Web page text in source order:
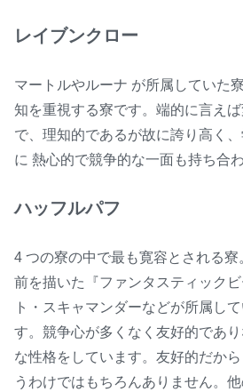
レイブンクロー
マートルやルーナ が所属していた
知を重視する寮です。端的に言え
で、理知的であるが故に誇り高く
に 熱心的で競争的な一面も持ち合
ハッフルパフ
4 つの寮の中で最も寛容とされる寮
前を描いた『ファンタスティック
ト・スキャマンダーなどが所属し
す。競争心が多くなく友好的であ
な性格をしています。友好的だか
うわけではもちろんありません。